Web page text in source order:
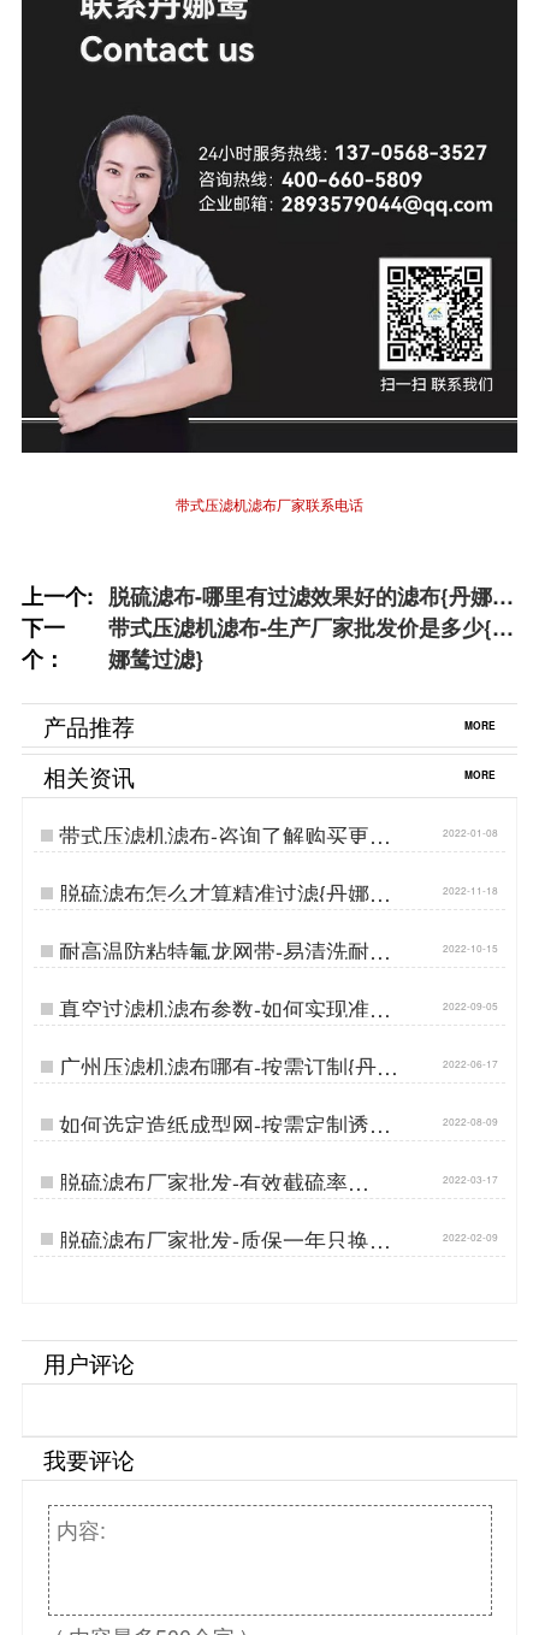
带式压滤机滤布厂家联系电话
上一个: 脱硫滤布-哪里有过滤效果好的滤布{丹娜鸶
过滤}
下一
个：
带式压滤机滤布-生产厂家批发价是多少{丹
娜鸶过滤}
产品推荐 MORE
相关资讯 MORE
带式压滤机滤布-咨询了解购买更放
心{丹娜鸶过滤}…
2022-01-08
脱硫滤布怎么才算精准过滤{丹娜鸶
过滤}…
2022-11-18
耐高温防粘特氟龙网带-易清洗耐磨
耐用…
2022-10-15
真空过滤机滤布参数-如何实现准确
过滤[丹娜鸶]…
2022-09-05
广州压滤机滤布哪有-按需订制{丹娜
鸶过滤}…
2022-06-17
如何选定造纸成型网-按需定制透气
度适中[丹娜鸶]…
2022-08-09
脱硫滤布厂家批发-有效截硫率
99.99%{丹娜鸶过滤}…
2022-03-17
脱硫滤布厂家批发-质保一年只换不
修{丹娜鸶过滤}…
2022-02-09
用户评论
我要评论